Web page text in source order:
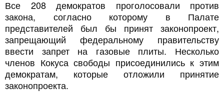
Все 208 демократов проголосовали против
закона, согласно которому в Палате
представителей был бы принят законопроект,
запрещающий федеральному правительству
ввести запрет на газовые плиты. Несколько
членов Кокуса свободы присоединились к этим
демократам, которые отложили принятие
законопроекта.